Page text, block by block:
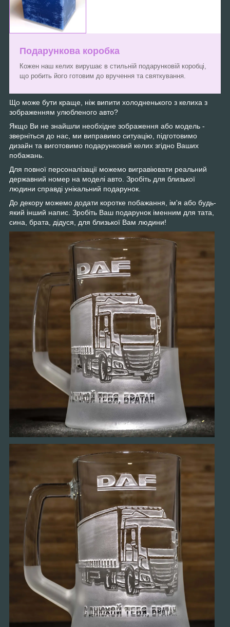
Подарункова коробка
Кожен наш келих вирушає в стильній подарунковій коробці,
що робить його готовим до вручення та святкування.
Що може бути краще, ніж випити холодненького з келиха з
зображенням улюбленого авто?
Якщо Ви не знайшли необхідне зображення або модель -
зверніться до нас, ми виправимо ситуацію, підготовимо
дизайн та виготовимо подарунковий келих згідно Ваших
побажань.
Для повної персоналізації можемо вигравіювати реальний
державний номер на моделі авто. Зробіть для близької
людини справді унікальний подарунок.
До декору можемо додати коротке побажання, ім'я або будь-
який інший напис. Зробіть Ваш подарунок іменним для тата,
сина, брата, дідуся, для близької Вам людини!